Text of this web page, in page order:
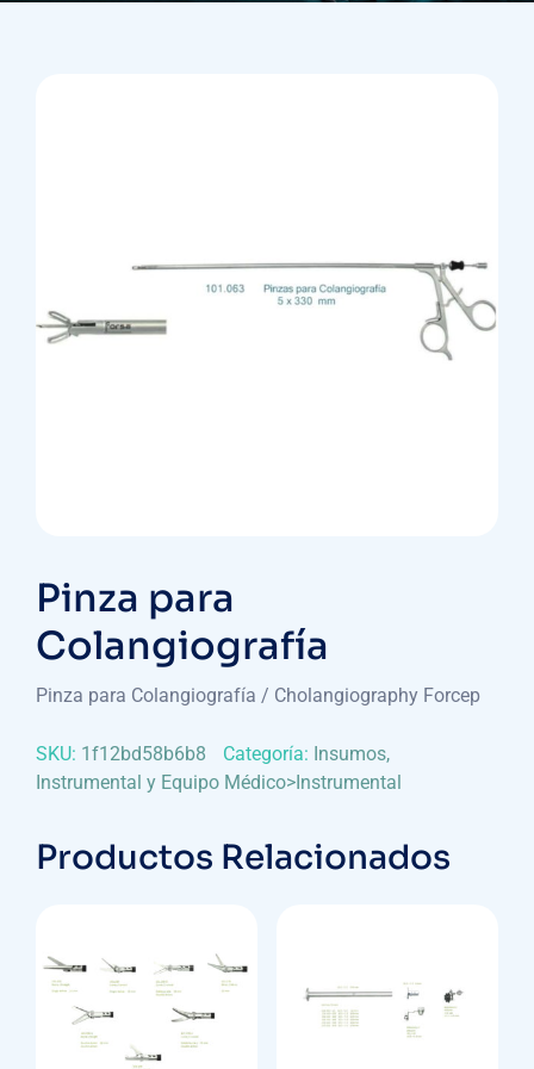
Pinza para
Colangiografía
Pinza para Colangiografía / Cholangiography Forcep
SKU: 1f12bd58b6b8 Categoría: Insumos,
Instrumental y Equipo Médico>Instrumental
Productos Relacionados